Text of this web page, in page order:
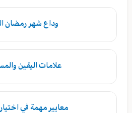
وداع شهر رمضان
علامات اليقين
معايير مهمة في